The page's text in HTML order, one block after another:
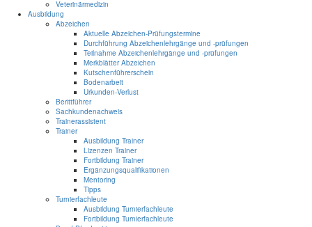
Veterinärmedizin
Ausbildung
Abzeichen
Aktuelle Abzeichen-Prüfungstermine
Durchführung Abzeichenlehrgänge und -prüfungen
Teilnahme Abzeichenlehrgänge und -prüfungen
Merkblätter Abzeichen
Kutschenführerschein
Bodenarbeit
Urkunden-Verlust
Berittführer
Sachkundenachweis
Trainerassistent
Trainer
Ausbildung Trainer
Lizenzen Trainer
Fortbildung Trainer
Ergänzungsqualifikationen
Mentoring
Tipps
Turnierfachleute
Ausbildung Turnierfachleute
Fortbildung Turnierfachleute